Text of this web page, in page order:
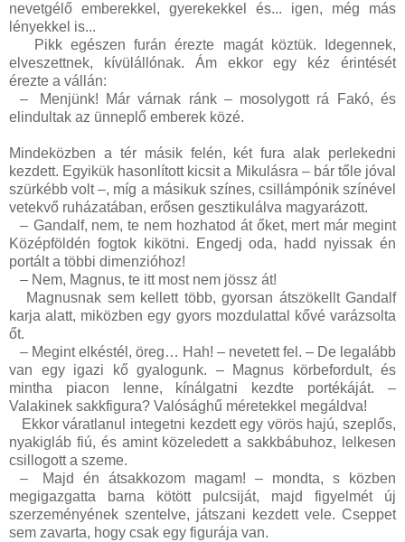
nevetgélő emberekkel, gyerekekkel és... igen, még más
lényekkel is...
Pikk egészen furán érezte magát köztük. Idegennek,
elveszettnek, kívülállónak. Ám ekkor egy kéz érintését
érezte a vállán:
–
Menjünk! Már várnak ránk – mosolygott rá Fakó, és
elindultak az ünneplő emberek közé.
Mindeközben a tér másik felén, két fura alak perlekedni
kezdett. Egyikük hasonlított kicsit a Mikulásra – bár tőle jóval
szürkébb volt –, míg a másikuk színes, csillámpónik színével
vetekvő ruházatában, erősen gesztikulálva magyarázott.
– Gandalf, nem, te nem hozhatod át őket, mert már megint
Középföldén fogtok kikötni. Engedj oda, hadd nyissak én
portált a többi dimenzióhoz!
– Nem, Magnus, te itt most nem jössz át!
Magnusnak sem kellett több, gyorsan átszökellt Gandalf
karja alatt, miközben egy gyors mozdulattal kővé varázsolta
őt.
– Megint elkéstél, öreg… Hah! – nevetett fel. – De legalább
van egy igazi kő gyalogunk. – Magnus körbefordult, és
mintha piacon lenne, kínálgatni kezdte portékáját. –
Valakinek sakkfigura? Valósághű méretekkel megáldva!
Ekkor váratlanul integetni kezdett egy vörös hajú, szeplős,
nyakigláb fiú, és amint közeledett a sakkbábuhoz, lelkesen
csillogott a szeme.
–
Majd én átsakkozom magam! – mondta, s közben
megigazgatta barna kötött pulcsiját, majd figyelmét új
szerzeményének szentelve, játszani kezdett vele. Cseppet
sem zavarta, hogy csak egy figurája van.